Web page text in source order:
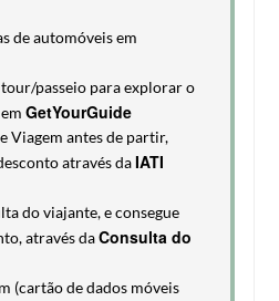
de automóveis em
passeio para explorar o
GetYourGuide
Viagem antes de partir,
através daIATI
do viajante, e consegue
através daConsulta do
(cartão de dados móveis